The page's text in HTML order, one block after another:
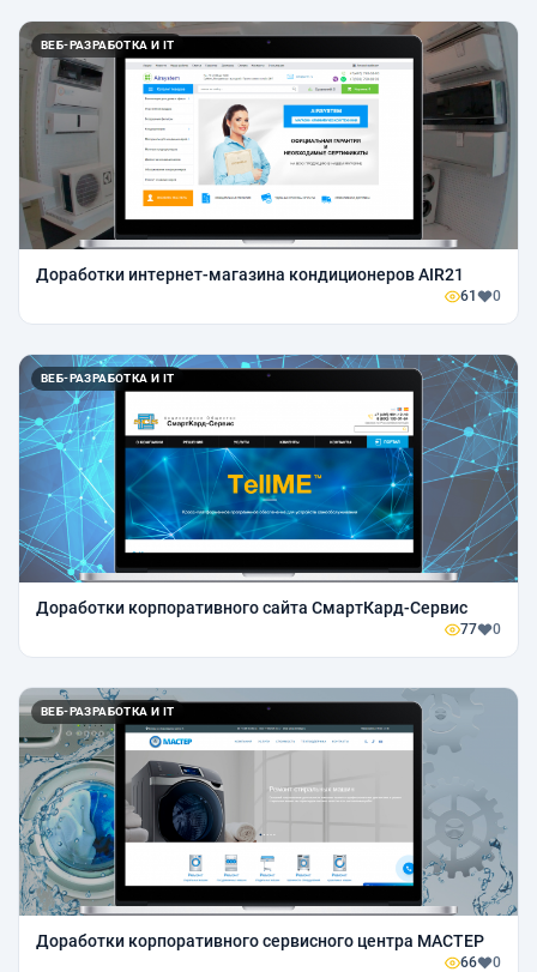
ВЕБ-РАЗРАБОТКА И IT
Доработки интернет-магазина кондиционеров AIR21
61 0
ВЕБ-РАЗРАБОТКА И IT
Доработки корпоративного сайта СмартКард-Сервис
77 0
ВЕБ-РАЗРАБОТКА И IT
Доработки корпоративного сервисного центра МАСТЕР
66 0